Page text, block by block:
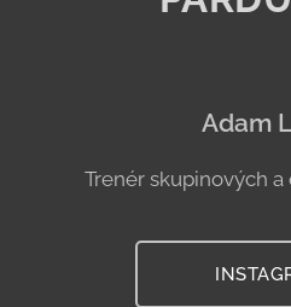
Adam
Trenér skupinových